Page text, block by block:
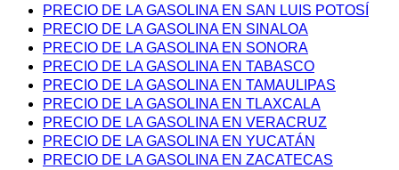
PRECIO DE LA GASOLINA EN SAN LUIS POTOSÍ
PRECIO DE LA GASOLINA EN SINALOA
PRECIO DE LA GASOLINA EN SONORA
PRECIO DE LA GASOLINA EN TABASCO
PRECIO DE LA GASOLINA EN TAMAULIPAS
PRECIO DE LA GASOLINA EN TLAXCALA
PRECIO DE LA GASOLINA EN VERACRUZ
PRECIO DE LA GASOLINA EN YUCATÁN
PRECIO DE LA GASOLINA EN ZACATECAS